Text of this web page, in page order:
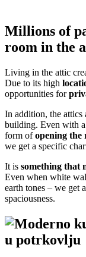
Millions of
room in the
Living in the attic
Due to its high
opportunities for
In addition, the attics
building. Even with
form ofopening the
we get a specific
It is something that
Even when white
earth tones – we get
spaciousness.